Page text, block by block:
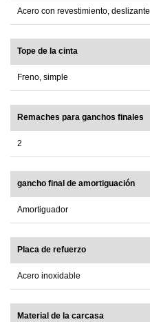
Acero con revestimiento, deslizante
Tope de la cinta
Freno, simple
Remaches para ganchos finales
2
gancho final de amortiguación
Amortiguador
Placa de refuerzo
Acero inoxidable
Material de la carcasa